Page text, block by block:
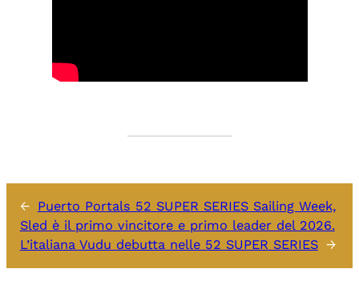
← Puerto Portals 52 SUPER SERIES Sailing Week,
Sled è il primo vincitore e primo leader del 2026.
L’italiana Vudu debutta nelle 52 SUPER SERIES →